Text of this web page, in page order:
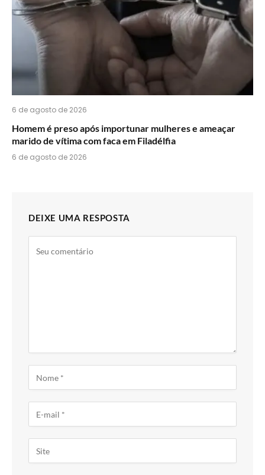
6 de agosto de 2026
Homem é preso após importunar mulheres e ameaçar
marido de vítima com faca em Filadélfia
6 de agosto de 2026
DEIXE UMA RESPOSTA